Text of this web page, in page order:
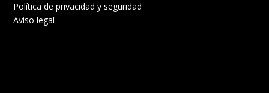
Política de privacidad y seguridad
Aviso legal